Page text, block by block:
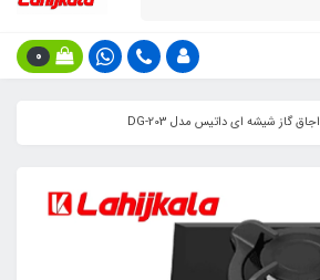
0
اجاق گاز شیشه ای داتیس مدل DG-203